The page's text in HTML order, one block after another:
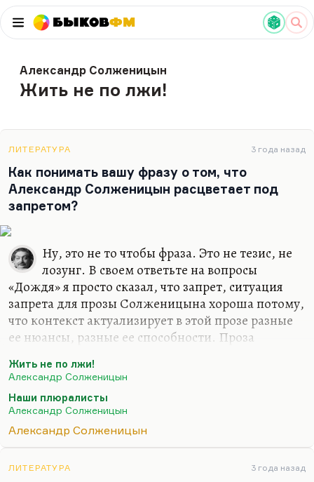
БыковФМ
Александр Солженицын
Жить не по лжи!
ЛИТЕРАТУРА 3 года назад
Как понимать вашу фразу о том, что
Александр Солженицын расцветает под
запретом?
Ну, это не то чтобы фраза. Это не тезис, не
лозунг. В своем ответьте на вопросы
«Дождя» я просто сказал, что запрет, ситуация
запрета для прозы Солженицына хороша потому,
что контекст актуализирует в этой прозе разные
ее нюансы, разные ее способности. Проза
стены головой. Но когда нет стены, то голова
бьется в пустоте.
Солженицын великолепно умеет зарядить
энергией сопротивления. Но когда нечему
тоталитарной, авторитарной, его называют
Жить не по лжи!
Александр Солженицын
Наши плюралисты
Александр Солженицын
Александр Солженицын
ЛИТЕРАТУРА 3 года назад